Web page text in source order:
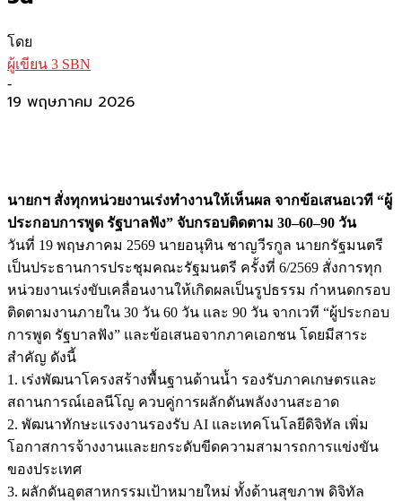
โดย
ผู้เขียน 3 SBN
-
19 พฤษภาคม 2026
นายกฯ สั่งทุกหน่วยงานเร่งทำงานให้เห็นผล จากข้อเสนอเวที “ผู้
ประกอบการพูด รัฐบาลฟัง” จับกรอบติดตาม 30–60–90 วัน
วันที่ 19 พฤษภาคม 2569 นายอนุทิน ชาญวีรกูล นายกรัฐมนตรี
เป็นประธานการประชุมคณะรัฐมนตรี ครั้งที่ 6/2569 สั่งการทุก
หน่วยงานเร่งขับเคลื่อนงานให้เกิดผลเป็นรูปธรรม กำหนดกรอบ
ติดตามงานภายใน 30 วัน 60 วัน และ 90 วัน จากเวที “ผู้ประกอบ
การพูด รัฐบาลฟัง” และข้อเสนอจากภาคเอกชน โดยมีสาระ
สำคัญ ดังนี้
1. เร่งพัฒนาโครงสร้างพื้นฐานด้านน้ำ รองรับภาคเกษตรและ
สถานการณ์เอลนีโญ ควบคู่การผลักดันพลังงานสะอาด
2. พัฒนาทักษะแรงงานรองรับ AI และเทคโนโลยีดิจิทัล เพิ่ม
โอกาสการจ้างงานและยกระดับขีดความสามารถการแข่งขัน
ของประเทศ
3. ผลักดันอุตสาหกรรมเป้าหมายใหม่ ทั้งด้านสุขภาพ ดิจิทัล